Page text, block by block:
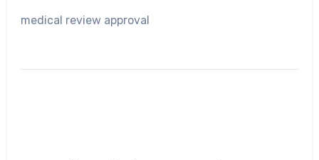
medical review approval